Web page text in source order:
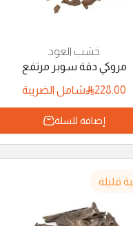
خشب العود
مروكي دقة سوبر مرتفع
228.00
شامل الضريبة
إضافة للسلة
قليلة